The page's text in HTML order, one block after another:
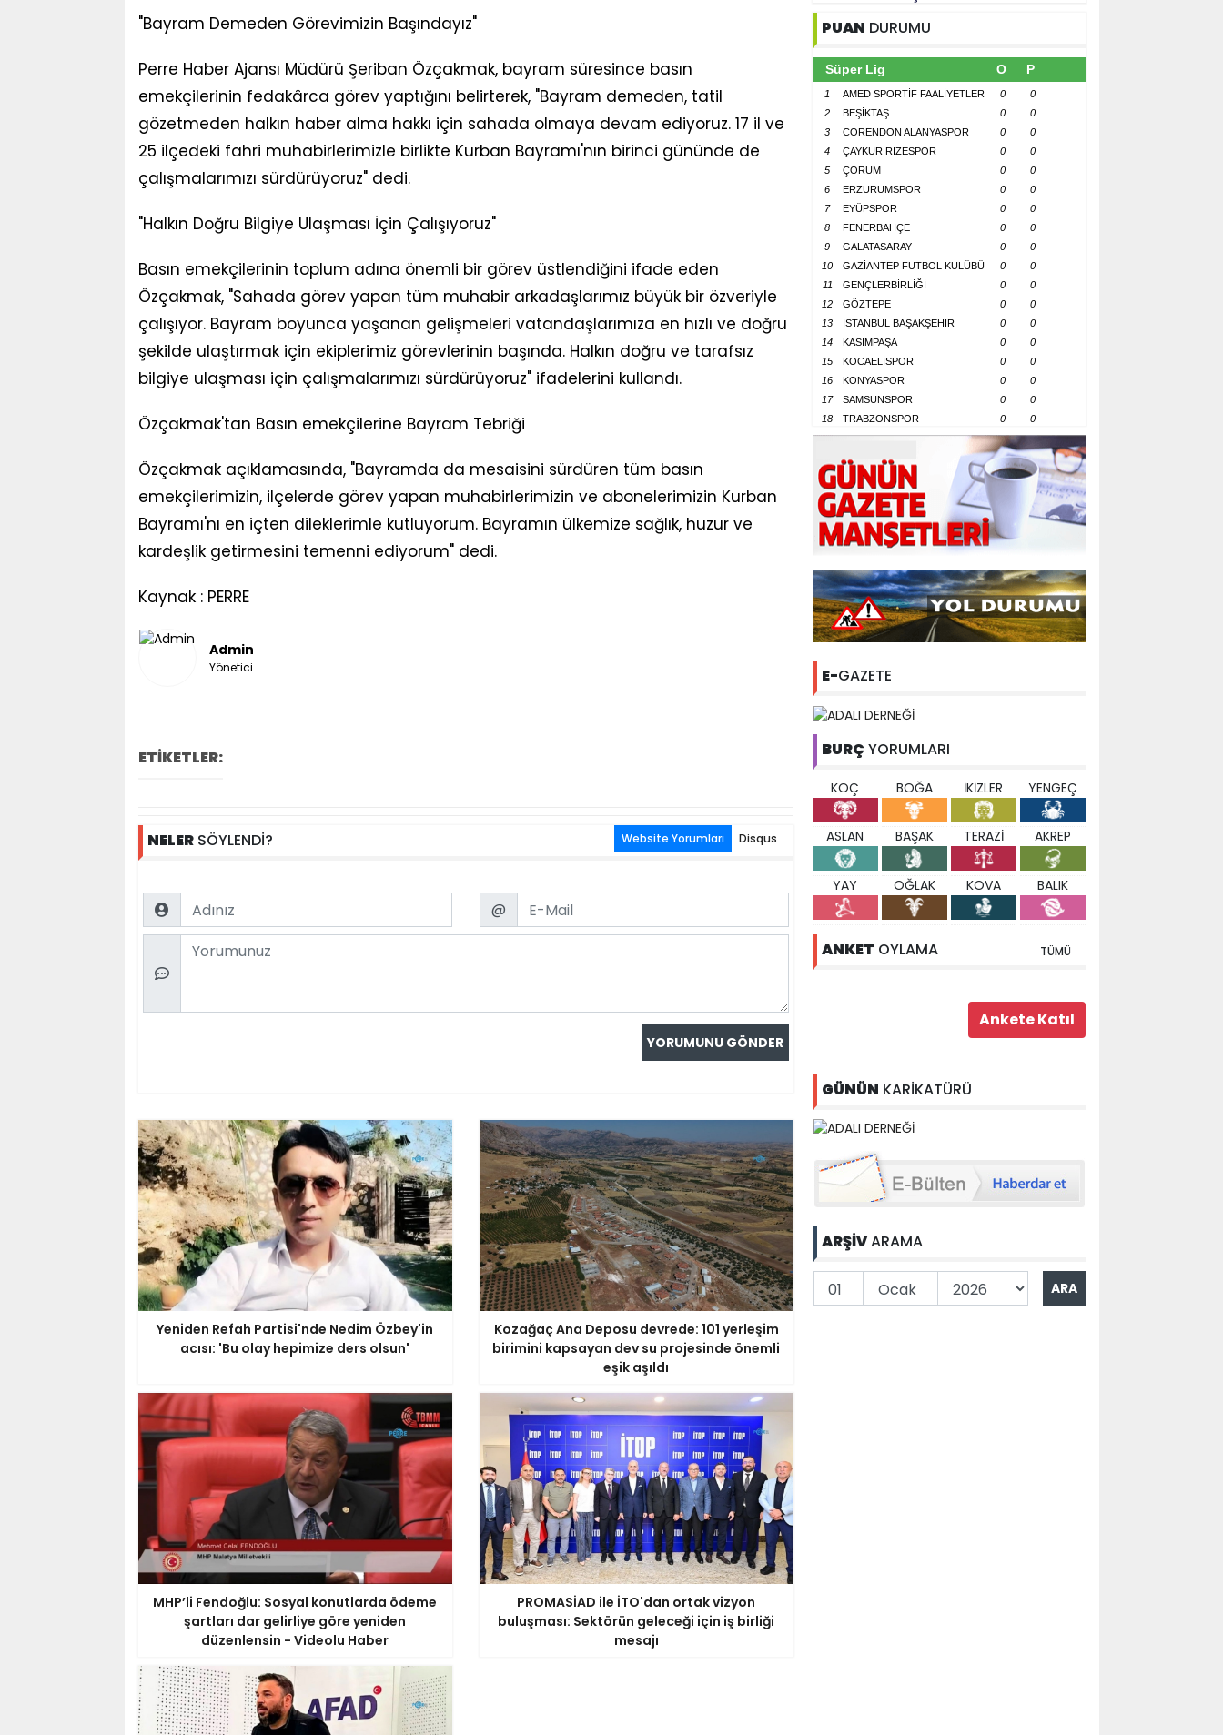
"Bayram Demeden Görevimizin Başındayız"
Perre Haber Ajansı Müdürü Şeriban Özçakmak, bayram süresince basın
emekçilerinin fedakârca görev yaptığını belirterek, "Bayram demeden, tatil
gözetmeden halkın haber alma hakkı için sahada olmaya devam ediyoruz. 17 il ve
25 ilçedeki fahri muhabirlerimizle birlikte Kurban Bayramı'nın birinci gününde de
çalışmalarımızı sürdürüyoruz" dedi.
"Halkın Doğru Bilgiye Ulaşması İçin Çalışıyoruz"
Basın emekçilerinin toplum adına önemli bir görev üstlendiğini ifade eden
Özçakmak, "Sahada görev yapan tüm muhabir arkadaşlarımız büyük bir özveriyle
çalışıyor. Bayram boyunca yaşanan gelişmeleri vatandaşlarımıza en hızlı ve doğru
şekilde ulaştırmak için ekiplerimiz görevlerinin başında. Halkın doğru ve tarafsız
bilgiye ulaşması için çalışmalarımızı sürdürüyoruz" ifadelerini kullandı.
Özçakmak'tan Basın emekçilerine Bayram Tebriği
Özçakmak açıklamasında, "Bayramda da mesaisini sürdüren tüm basın
emekçilerimizin, ilçelerde görev yapan muhabirlerimizin ve abonelerimizin Kurban
Bayramı'nı en içten dileklerimle kutluyorum. Bayramın ülkemize sağlık, huzur ve
kardeşlik getirmesini temenni ediyorum" dedi.
Kaynak : PERRE
Admin
Yönetici
ETİKETLER:
NELERSÖYLENDİ? Website Yorumları Disqus
Name Email
@
Comment
Yeniden Refah Partisi'nde Nedim Özbey'in
acısı: 'Bu olay hepimize ders olsun'
Kozağaç Ana Deposu devrede: 101 yerleşim
birimini kapsayan dev su projesinde önemli
eşik aşıldı
MHP’li Fendoğlu: Sosyal konutlarda ödeme
şartları dar gelirliye göre yeniden
düzenlensin - Videolu Haber
PROMASİAD ile İTO'dan ortak vizyon
buluşması: Sektörün geleceği için iş birliği
mesajı
PUAN DURUMU
Süper Lig O P
1 AMED SPORTİF FAALİYETLER 0
0
2
BEŞİKTAŞ 0
0
3
CORENDON ALANYASPOR 0
0
4
ÇAYKUR RİZESPOR 0
0
5
ÇORUM 0
0
6
ERZURUMSPOR 0
0
7
EYÜPSPOR 0
0
8
FENERBAHÇE 0
0
9
GALATASARAY 0
0
10
GAZİANTEP FUTBOL KULÜBÜ 0
0
11
GENÇLERBİRLİĞİ 0
0
12
GÖZTEPE 0
0
13
İSTANBUL BAŞAKŞEHİR 0
0
14
KASIMPAŞA 0
0
15
KOCAELİSPOR 0
0
16
KONYASPOR 0
0
17
SAMSUNSPOR 0
0
18
TRABZONSPOR 0 0
E-GAZETE
BURÇ YORUMLARI
KOÇ BOĞA İKİZLER YENGEÇ
ASLAN BAŞAK TERAZİ AKREP
YAY OĞLAK KOVA BALIK
ANKET OYLAMA TÜMÜ
GÜNÜN KARİKATÜRÜ
ARŞİVARAMA